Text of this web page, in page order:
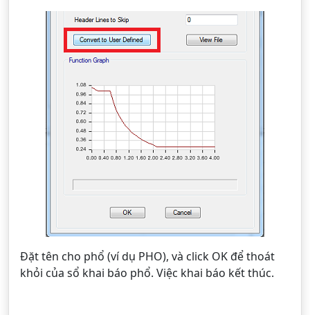
Đặt tên cho phổ (ví dụ PHO), và click OK để thoát
khỏi của sổ khai báo phổ. Việc khai báo kết thúc.